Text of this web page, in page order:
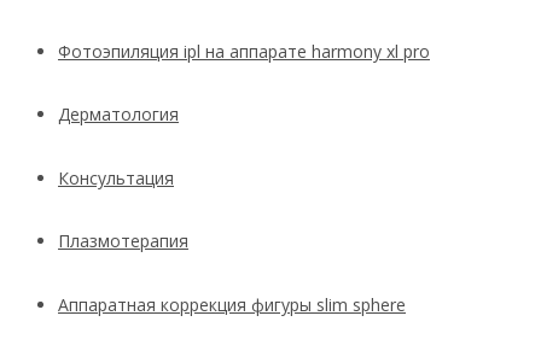
Фотоэпиляция ipl на аппарате harmony xl pro
Дерматология
Консультация
Плазмотерапия
Аппаратная коррекция фигуры slim sphere